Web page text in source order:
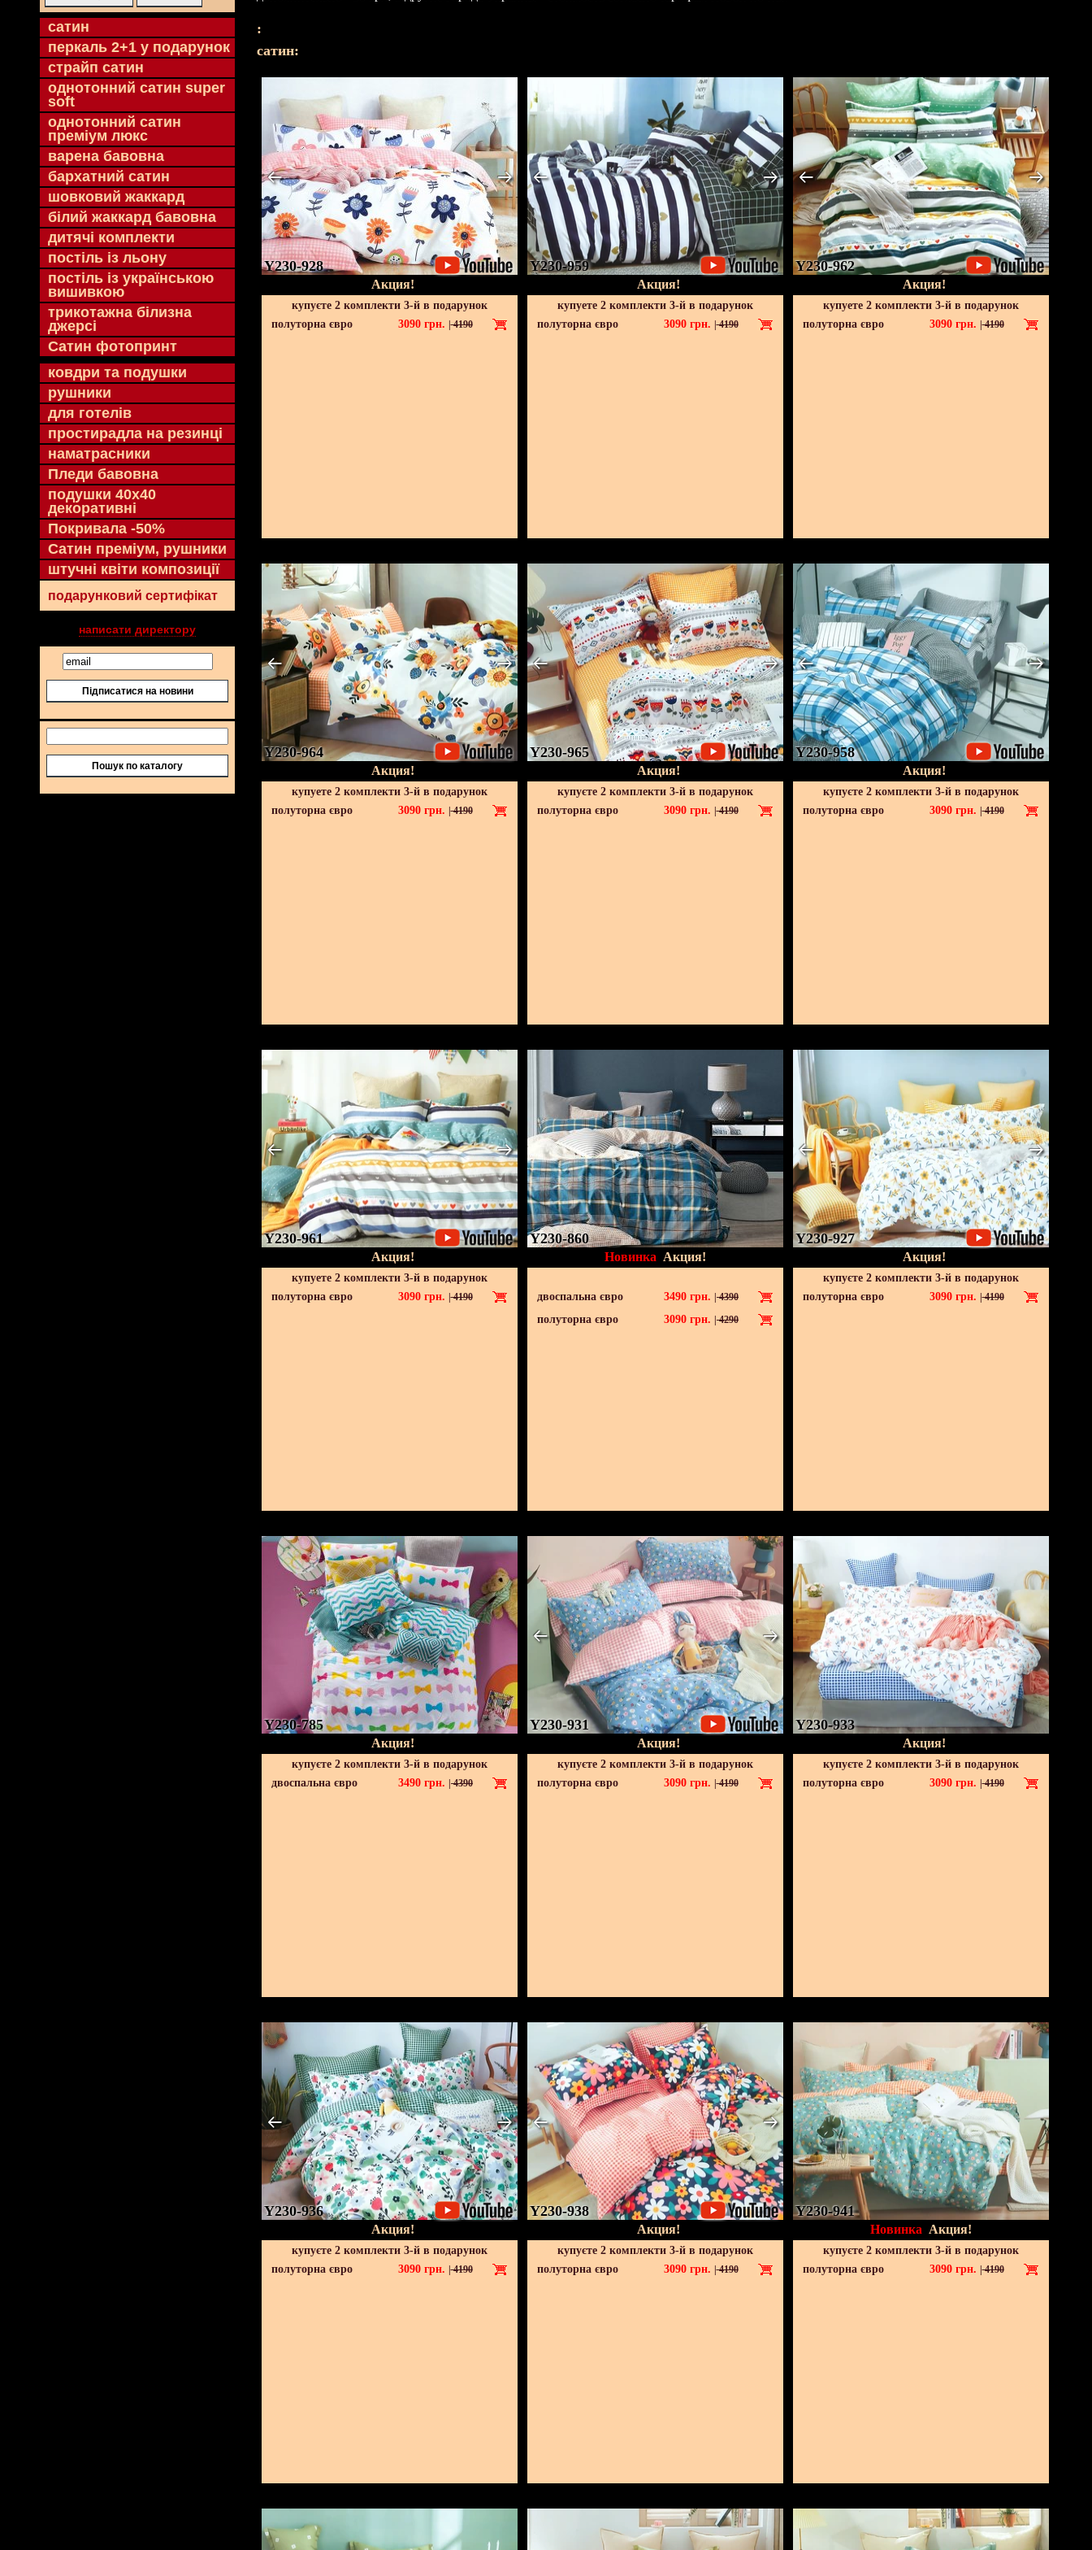
cатин
перкаль 2+1 у подарунок
страйп сатин
однотонний сатин super
soft
однотонний сатин
преміум люкс
варена бавовна
бархатний сатин
шовковий жаккард
білий жаккард бавовна
дитячі комплекти
постіль із льону
постіль із українською
вишивкою
трикотажна білизна
джерсі
Сатин фотопринт
ковдри та подушки
рушники
для готелів
простирадла на резинці
наматрасники
Пледи бавовна
подушки 40х40
декоративні
Покривала -50%
Сатин преміум, рушники
штучні квіти композиції
подарунковий сертифікат
написати директору
Підписатися на новини
Пошук по каталогу
:
cатин:
Y230-928
Акция!
купуєте 2 комплекти 3-й в подарунок
полуторна євро
3090 грн. |4190
Y230-959
Акция!
купуете 2 комплекти 3-й в подарунок
полуторна євро
3090 грн. |4190
Y230-962
Акция!
купуете 2 комплекти 3-й в подарунок
полуторна євро
3090 грн. |4190
Y230-964
Акция!
купуете 2 комплекти 3-й в подарунок
полуторна євро
3090 грн. |4190
Y230-965
Акция!
купуєте 2 комплекти 3-й в подарунок
полуторна євро
3090 грн. |4190
Y230-958
Акция!
купуєте 2 комплекти 3-й в подарунок
полуторна євро
3090 грн. |4190
Y230-961
Акция!
купуете 2 комплекти 3-й в подарунок
полуторна євро
3090 грн. |4190
Y230-860
Новинка Акция!
двоспальна євро 3490 грн. 4390
полуторна євро 3090 грн. 4290
Y230-927
Акция!
купуєте 2 комплекти 3-й в подарунок
полуторна євро
3090 грн. |4190
Y230-785
Акция!
купуєте 2 комплекти 3-й в подарунок
двоспальна євро
3490 грн. 4390
Y230-931
Акция!
купуєте 2 комплекти 3-й в подарунок
полуторна євро
3090 грн. |4190
Y230-933
Акция!
купуєте 2 комплекти 3-й в подарунок
полуторна євро
3090 грн. |4190
Y230-936
Акция!
купуєте 2 комплекти 3-й в подарунок
полуторна євро
3090 грн. |4190
Y230-938
Акция!
купуєте 2 комплекти 3-й в подарунок
полуторна євро
3090 грн. |4190
Y230-941
Новинка Акция!
купуєте 2 комплекти 3-й в подарунок
полуторна євро
3090 грн. |4190